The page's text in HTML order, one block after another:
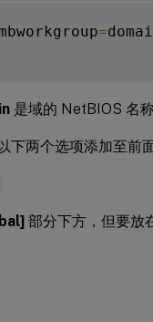
=
是域的 NetBIOS 名称
两个选项添加至前
部分下方，但要放